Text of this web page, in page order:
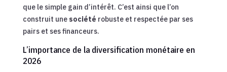
que le simple gain d’intérêt. C’est ainsi que l’on
construit une société robuste et respectée par ses
pairs et ses financeurs.
L’importance de la diversification monétaire en
2026